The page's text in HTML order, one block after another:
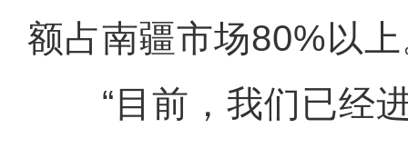
额占南疆市场80%以
“目前，我们已经进